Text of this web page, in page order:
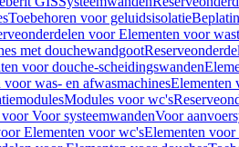
Toebehoren voor geluidsisolatie
voor Elementen voor
met douchewandgoot
voor douche-scheidingswanden
was- en afwasmachinesElementen
Modules voor wc's
Voor systeemwandenVoor
Elementen voor wc'sElementen voor